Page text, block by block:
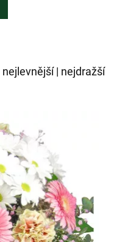
nejlevnější| nejdražší